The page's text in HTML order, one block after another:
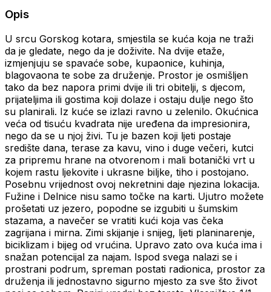
Opis
U srcu Gorskog kotara, smjestila se kuća koja ne traži
da je gledate, nego da je doživite. Na dvije etaže,
izmjenjuju se spavaće sobe, kupaonice, kuhinja,
blagovaona te sobe za druženje. Prostor je osmišljen
tako da bez napora primi dvije ili tri obitelji, s djecom,
prijateljima ili gostima koji dolaze i ostaju dulje nego što
su planirali. Iz kuće se izlazi ravno u zelenilo. Okućnica
veća od tisuću kvadrata nije uređena da impresionira,
nego da se u njoj živi. Tu je bazen koji ljeti postaje
središte dana, terase za kavu, vino i duge večeri, kutci
za pripremu hrane na otvorenom i mali botanički vrt u
kojem rastu ljekovite i ukrasne biljke, tiho i postojano.
Posebnu vrijednost ovoj nekretnini daje njezina lokacija.
Fužine i Delnice nisu samo točke na karti. Ujutro možete
prošetati uz jezero, popodne se izgubiti u šumskim
stazama, a navečer se vratiti kući koja vas čeka
zagrijana i mirna. Zimi skijanje i snijeg, ljeti planinarenje,
biciklizam i bijeg od vrućina. Upravo zato ova kuća ima i
snažan potencijal za najam. Ispod svega nalazi se i
prostrani podrum, spreman postati radionica, prostor za
druženja ili jednostavno sigurno mjesto za sve što život